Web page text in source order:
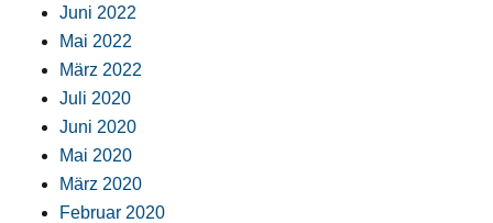
Juni 2022
Mai 2022
März 2022
Juli 2020
Juni 2020
Mai 2020
März 2020
Februar 2020